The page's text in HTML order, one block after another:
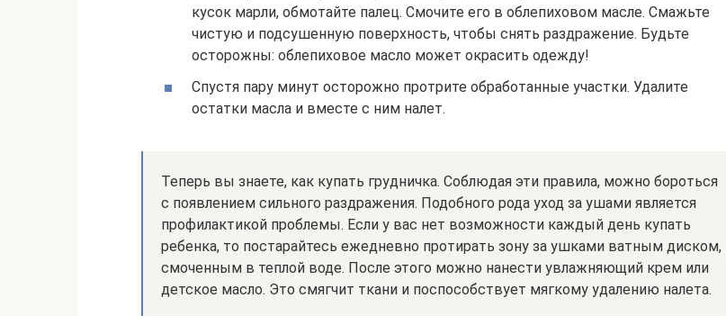
кусок марли, обмотайте палец. Смочите его в облепиховом масле. Смажьте
чистую и подсушенную поверхность, чтобы снять раздражение. Будьте
осторожны: облепиховое масло может окрасить одежду!
Спустя пару минут осторожно протрите обработанные участки. Удалите
остатки масла и вместе с ним налет.
Теперь вы знаете, как купать грудничка. Соблюдая эти правила, можно бороться
с появлением сильного раздражения. Подобного рода уход за ушами является
профилактикой проблемы. Если у вас нет возможности каждый день купать
ребенка, то постарайтесь ежедневно протирать зону за ушками ватным диском,
смоченным в теплой воде. После этого можно нанести увлажняющий крем или
детское масло. Это смягчит ткани и поспособствует мягкому удалению налета.